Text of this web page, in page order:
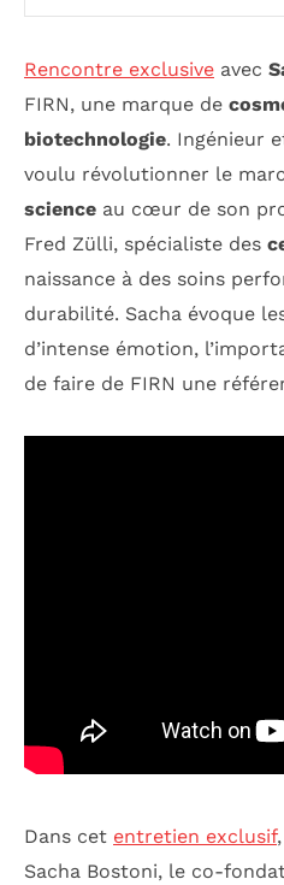
Rencontre exclusive avec
FIRN, une marque de
biotechnologie. Ingénieur
voulu révolutionner le
science au cœur de son
Fred Zülli, spécialiste des
naissance à des soins
durabilité. Sacha évoque
d’intense émotion,
de faire de FIRN une
Dans cet entretien exclusif
Sacha Bostoni, le co-